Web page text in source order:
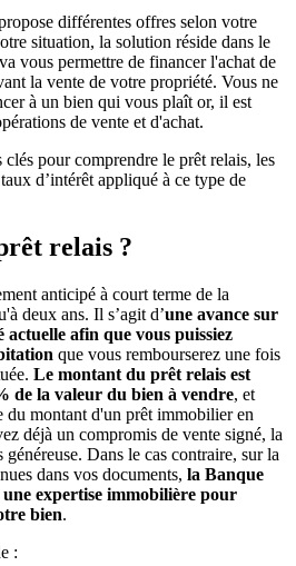
différentes offres selon votre
situation, la solution réside dans le
vous permettre de financer l'achat de
la vente de votre propriété. Vous ne
à un bien qui vous plaît or, il est
de vente et d'achat.
pour comprendre le prêt relais, les
d’intérêt appliqué à ce type de
relais ?
anticipé à court terme de la
deux ans. Il s’agit d’une avance sur
afin que vous puissiez
que vous rembourserez une fois
Le montant du prêt relais est
de la valeur du bien à vendre, et
du montant d'un prêt immobilier en
déjà un compromis de vente signé, la
Dans le cas contraire, sur la
dans vos documents, la Banque
expertise immobilière pour
bien.
: